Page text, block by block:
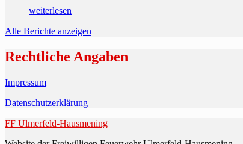
weiterlesen
Alle Berichte anzeigen
Rechtliche Angaben
Impressum
Datenschutzerklärung
FF Ulmerfeld-Hausmening